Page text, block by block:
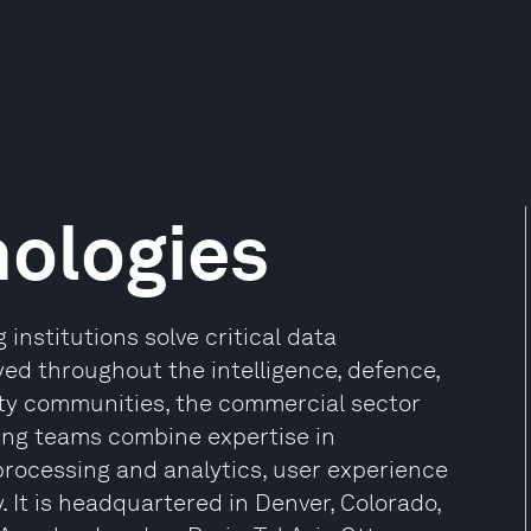
institutions solve critical data
throughout the intelligence, defence,
communities, the commercial sector
teams combine expertise in
and analytics, user experience
is headquartered in Denver, Colorado,